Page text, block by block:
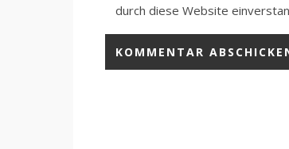
durch diese Website